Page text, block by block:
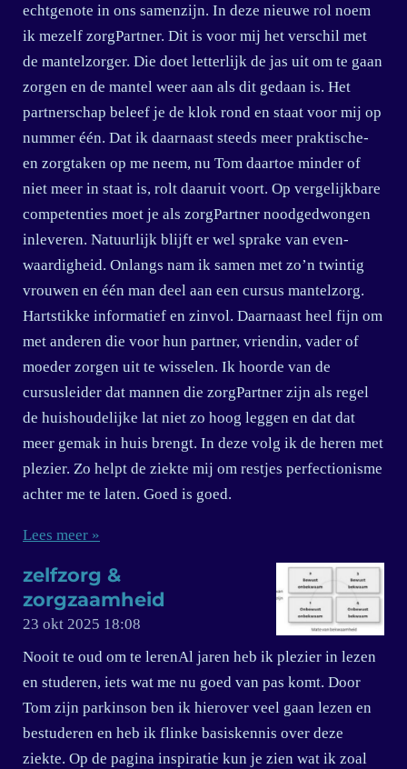
echtgenote in ons samenzijn. In deze nieuwe rol noem
ik mezelf zorgPartner. Dit is voor mij het verschil met
de mantelzorger. Die doet letterlijk de jas uit om te gaan
zorgen en de mantel weer aan als dit gedaan is. Het
partnerschap beleef je de klok rond en staat voor mij op
nummer één. Dat ik daarnaast steeds meer praktische-
en zorgtaken op me neem, nu Tom daartoe minder of
niet meer in staat is, rolt daaruit voort. Op vergelijkbare
competenties moet je als zorgPartner noodgedwongen
inleveren. Natuurlijk blijft er wel sprake van even-
waardigheid. Onlangs nam ik samen met zo’n twintig
vrouwen en één man deel aan een cursus mantelzorg.
Hartstikke informatief en zinvol. Daarnaast heel fijn om
met anderen die voor hun partner, vriendin, vader of
moeder zorgen uit te wisselen. Ik hoorde van de
cursusleider dat mannen die zorgPartner zijn als regel
de huishoudelijke lat niet zo hoog leggen en dat dat
meer gemak in huis brengt. In deze volg ik de heren met
plezier. Zo helpt de ziekte mij om restjes perfectionisme
achter me te laten. Goed is goed.
Lees meer »
zelfzorg &
zorgzaamheid
23 okt 2025 18:08
Nooit te oud om te lerenAl jaren heb ik plezier in lezen
en studeren, iets wat me nu goed van pas komt. Door
Tom zijn parkinson ben ik hierover veel gaan lezen en
bestuderen en heb ik flinke basiskennis over deze
ziekte. Op de pagina inspiratie kun je zien wat ik zoal